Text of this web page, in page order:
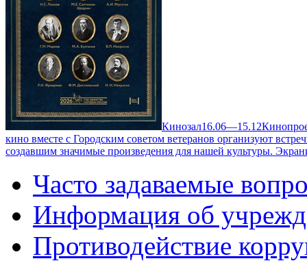
Кинозал16.06—15.12
кино вместе с Городским советом ветеранов организуют
создавшим значимые произведения для нашей культуры.
Часто задаваемые
Информация об
Противодействие